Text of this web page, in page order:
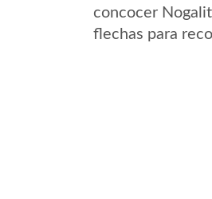
concocer
flechas para